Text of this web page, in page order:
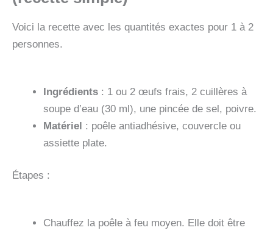
Voici la recette avec les quantités exactes pour 1 à 2
personnes.
Ingrédients : 1 ou 2 œufs frais, 2 cuillères à
soupe d’eau (30 ml), une pincée de sel, poivre.
Matériel : poêle antiadhésive, couvercle ou
assiette plate.
Étapes :
Chauffez la poêle à feu moyen. Elle doit être